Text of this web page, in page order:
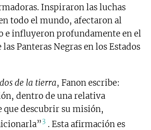
Inspiraron las luchas
todo el mundo, afectaron al
e influyeron profundamente en el
Panteras Negras en los Estados
de la tierra, Fanon escribe:
dentro de una relativa
que descubrir su misión,
3 . Esta afirmación es